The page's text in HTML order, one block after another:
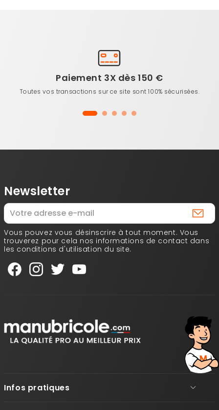
Paiement 3X dès 150 €
Toutes vos transactions sur ce site sont 100% sécurisées.
Newsletter
Vous pouvez vous désinscrire à tout moment. Vous
trouverez pour cela nos informations de contact dans
les conditions d'utilisation du site.
Infos pratiques